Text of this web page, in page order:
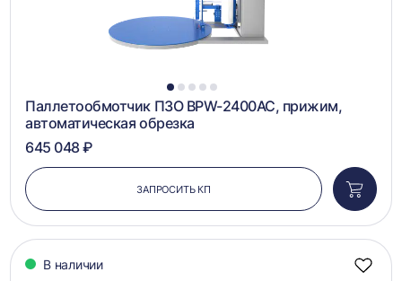
1 2 3 4 5
Паллетообмотчик ПЗО BPW-2400AC, прижим,
автоматическая обрезка
645 048 ₽
ЗАПРОСИТЬ КП
в
В наличии